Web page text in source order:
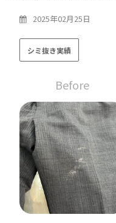
2025年02月25日
シミ抜き実績
Before